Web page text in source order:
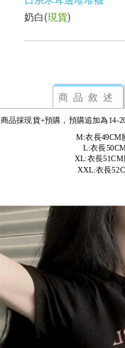
奶白(現貨)
商品敘述